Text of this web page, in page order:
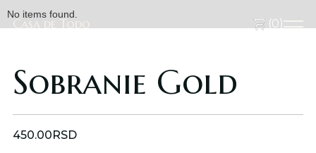
Casa de Todo (0)
Casa de Todo
No items found.
Sobranie Gold
450.00RSD